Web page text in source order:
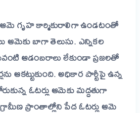
ఆమె గృహ కార్మికురాలిగా ఉండటంతో
ఆమెకు బాగా తెలుసు. ఎన్నికల
ఆడంబరాలు లేకుండా ప్రజలతో
ఆకట్టుకుంది.అధికార పార్టీపై ఉన్న
ఓటర్లు ఆమెకు మద్దతుగా
ప్రాంతాల్లోని పేద ఓటర్లు ఆమె